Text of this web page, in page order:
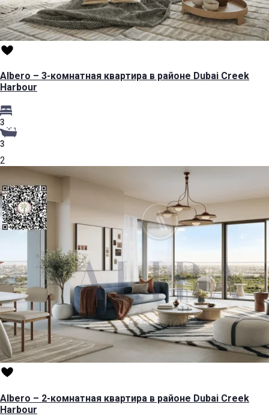
Albero – 3-комнатная квартира в районе Dubai Creek
Harbour
3
3
2
Albero – 2-комнатная квартира в районе Dubai Creek
Harbour